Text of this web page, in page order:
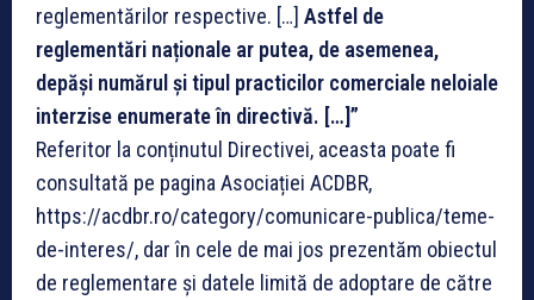
reglementărilor respective. […] Astfel de
reglementări naționale ar putea, de asemenea,
depăși numărul și tipul practicilor comerciale neloiale
interzise enumerate în directivă. […]”
Referitor la conținutul Directivei, aceasta poate fi
consultată pe pagina Asociației ACDBR,
https://acdbr.ro/category/comunicare-publica/teme-
de-interes/, dar în cele de mai jos prezentăm obiectul
de reglementare și datele limită de adoptare de către